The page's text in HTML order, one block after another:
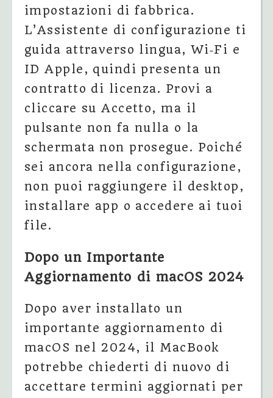
impostazioni di fabbrica.
L’Assistente di configurazione ti
guida attraverso lingua, Wi‑Fi e
ID Apple, quindi presenta un
contratto di licenza. Provi a
cliccare su Accetto, ma il
pulsante non fa nulla o la
schermata non prosegue. Poiché
sei ancora nella configurazione,
non puoi raggiungere il desktop,
installare app o accedere ai tuoi
file.
Dopo un Importante
Aggiornamento di macOS 2024
Dopo aver installato un
importante aggiornamento di
macOS nel 2024, il MacBook
potrebbe chiederti di nuovo di
accettare termini aggiornati per